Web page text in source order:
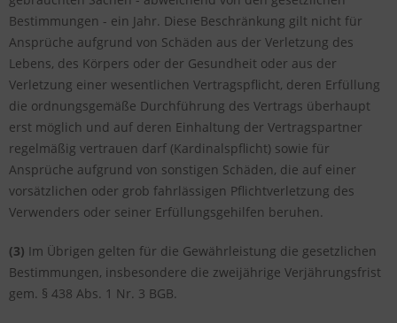
Bestimmungen - ein Jahr. Diese Beschränkung gilt nicht für
Ansprüche aufgrund von Schäden aus der Verletzung des
Lebens, des Körpers oder der Gesundheit oder aus der
Verletzung einer wesentlichen Vertragspflicht, deren Erfüllung
die ordnungsgemäße Durchführung des Vertrags überhaupt
erst möglich und auf deren Einhaltung der Vertragspartner
regelmäßig vertrauen darf (Kardinalspflicht) sowie für
Ansprüche aufgrund von sonstigen Schäden, die auf einer
vorsätzlichen oder grob fahrlässigen Pflichtverletzung des
Verwenders oder seiner Erfüllungsgehilfen beruhen.
(3) Im Übrigen gelten für die Gewährleistung die gesetzlichen
Bestimmungen, insbesondere die zweijährige Verjährungsfrist
gem. § 438 Abs. 1 Nr. 3 BGB.